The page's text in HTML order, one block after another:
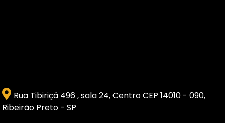
Rua Tibiriçá 496 , sala 24, Centro CEP 14010 - 090,
Ribeirão Preto - SP